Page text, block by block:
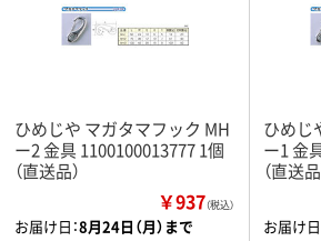
ひめじや マガタマフック MH
ー2 金具 1100100013777 1個
（直送品）
￥937（税込）
お届け日：8月24日（月）まで
ひめじ
ー1 金
（直送品
お届け日